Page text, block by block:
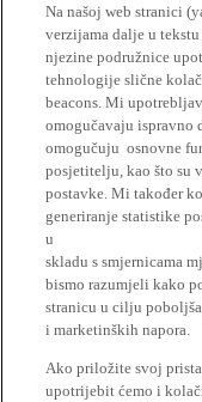
Na našoj web stranici
verzijama dalje u
njezine podružnice
tehnologije slične
beacons. Mi
omogučavaju ispravno
omogučuju osnovne
posjetitelju, kao što su
postavke. Mi također
generiranje statistike
u
skladu s smjernicama
bismo razumjeli kako
stranicu u cilju
i marketinških napora.
Ako priložite svoj
upotrijebit ćemo i